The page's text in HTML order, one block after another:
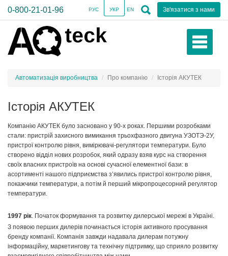
0-800-21-01-96 Зв'язатися з нами
РУС УКР EN
Автоматизація виробництва Про компанію Історія АКУТЕК
Історія АКУТЕК
Компанію АКУТЕК було засновано у 90-х роках. Першими розробками
стали: пристрій захисного вимикання трьохфазного двигуна УЗОТЭ-2У,
пристрої контролю рівня, вимірювачі-регулятори температури. Було
створено відділ нових розробок, який одразу взяв курс на створення
своїх власних пристроїв на основі сучасної елементної бази: в
асортименті нашого підприємства з’явились пристрої контролю рівня,
покажчики температури, а потім й перший мікропроцесорний регулятор
температури.
1997 рік. Початок формування та розвитку дилерської мережі в Україні.
З появою перших дилерів починається історія активного просування
бренду компанії. Компанія завжди надавала дилерам потужну
інформаційну, маркетингову та технічну підтримку, що сприяло розвитку